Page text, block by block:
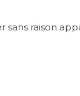
sans raison